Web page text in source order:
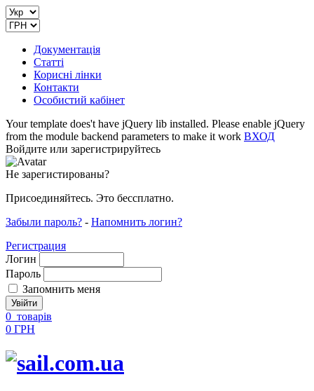
Документація
Статті
Корисні лінки
Контакти
Особистий кабінет
Your template does't have jQuery lib installed. Please enable jQuery
from the module backend parameters to make it work ВХОД
Войдите или зарегистрируйтесь
Не зарегистированы?
Присоединяйтесь. Это бессплатно.
Забыли пароль? - Напомнить логин?
Регистрация
Логин
Пароль
Запомнить меня
0 товарів
0 ГРН